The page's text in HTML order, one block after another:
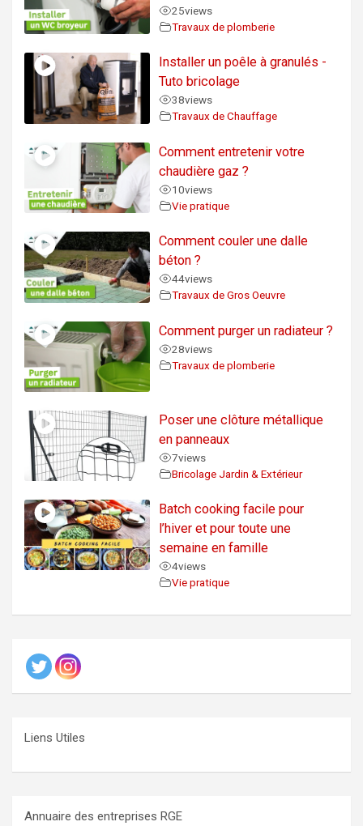
25views
Travaux de plomberie
Installer un poêle à granulés -
Tuto bricolage
38views
Travaux de Chauffage
Comment entretenir votre
chaudière gaz ?
10views
Vie pratique
Comment couler une dalle
béton ?
44views
Travaux de Gros Oeuvre
Comment purger un radiateur ?
28views
Travaux de plomberie
Poser une clôture métallique
en panneaux
7views
Bricolage Jardin & Extérieur
Batch cooking facile pour
l’hiver et pour toute une
semaine en famille
4views
Vie pratique
Liens Utiles
Annuaire des entreprises RGE